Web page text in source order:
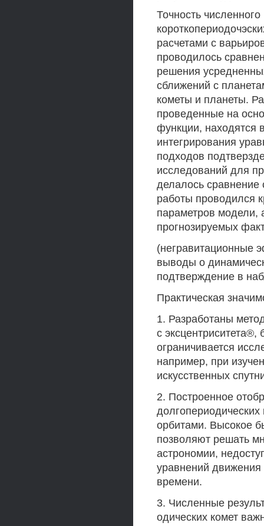
Точность
расчетами с
проводилось
решения
сближений с
кометы и планеты.
проведенные на
функции, находятся
интегрирования
подходов
исследований для
делалось сравнение
работы проводился
параметров модели,
прогнозируемых
(негравитационные
выводы о
подтверждение в
Практическая
1. Разработаны
с
ограничивается
например, при
искусственных
2. Построенное
орбитами. Высокое
позволяют решать
астрономии,
уравнений движения
времени.
3. Численные
одических комет